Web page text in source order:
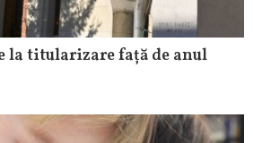
la titularizare față de anul